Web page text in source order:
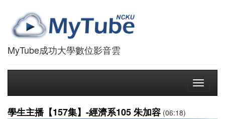
MyTube成功大學數位影音雲
Toggle
學生主播【157集】-經濟系105 朱加容 (06:18)